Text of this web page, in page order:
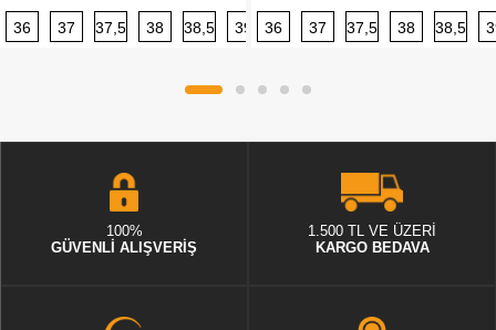
36 37 37,5 38 38,5 39 40 40,5 41 42 42,5
36 37 37,5 38 38,5
100%
GÜVENLİ ALIŞVERİŞ
1.500 TL VE ÜZERİ
KARGO BEDAVA